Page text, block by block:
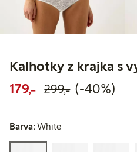
Kalhotky z krajka s
179,- Snížená cena:
299,-Běžná
40% sleva
(-40%)
Barva:White